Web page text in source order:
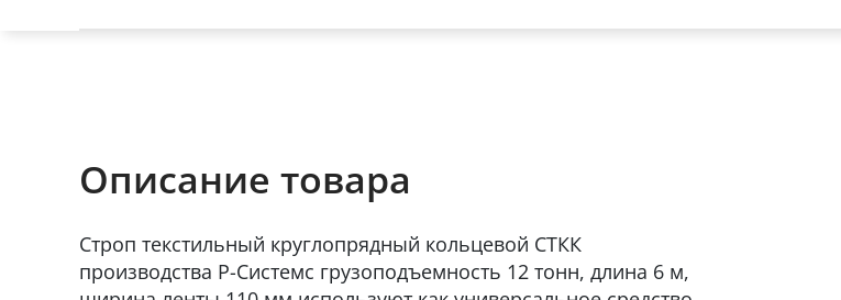
Описание товара
Строп текстильный круглопрядный кольцевой СТКК
производства Р-Системс грузоподъемность 12 тонн, длина 6 м,